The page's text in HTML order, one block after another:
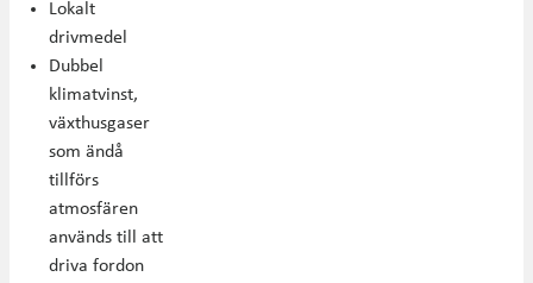
Lokalt
drivmedel
Dubbel
klimatvinst,
växthusgaser
som ändå
tillförs
atmosfären
används till att
driva fordon